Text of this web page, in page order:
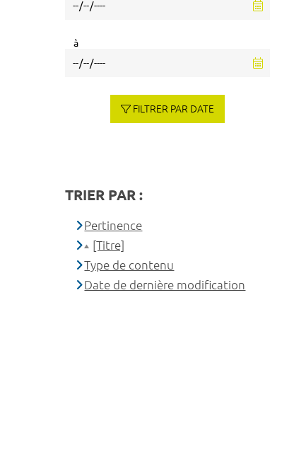
à
FILTRER PAR DATE
TRIER PAR :
Pertinence
[Titre]
Type de contenu
Date de dernière modification